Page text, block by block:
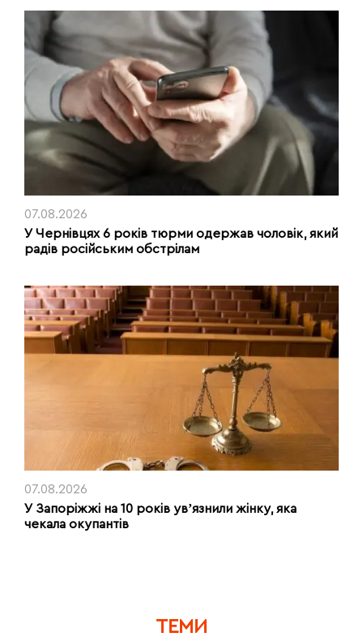
07.08.2026
У Чернівцях 6 років тюрми одержав чоловік, який
радів російським обстрілам
07.08.2026
У Запоріжжі на 10 років увʼязнили жінку, яка
чекала окупантів
ТЕМИ